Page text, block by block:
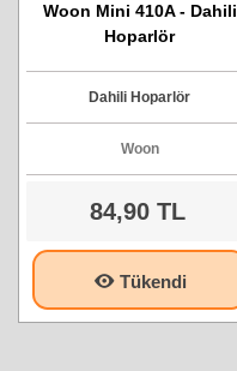
Woon Mini 410A - Dahili
Hoparlör
Dahili Hoparlör
Woon
84,90 TL
Tükendi